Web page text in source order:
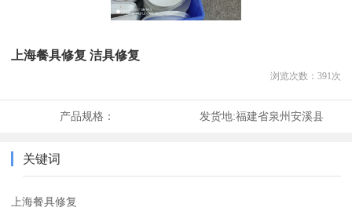
上海餐具修复 洁具修复
浏览次数： 391 次
产品规格： 发货地:福建省泉州安溪县
关键词
上海餐具修复